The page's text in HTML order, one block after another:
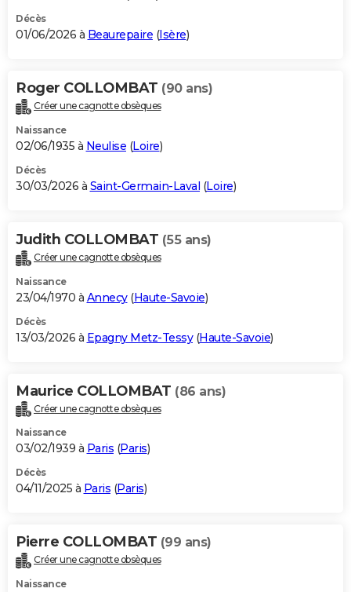
S'inscrire
Se connecter
Lycées
Collèges
Primaires
Universités
Entreprises
Service militaire
Avis de recherche
AVIS DE DÉCÈS
Bricolage
Lifestyle
Culture
Sport
Auto
Television
Voyage
Cinema
Décès
01/06/2026 à Beaurepaire (Isère)
Roger COLLOMBAT (90 ans)
Créer une cagnotte obsèques
Naissance
02/06/1935 à Neulise (Loire)
Décès
30/03/2026 à Saint-Germain-Laval (Loire)
Judith COLLOMBAT (55 ans)
Créer une cagnotte obsèques
Naissance
23/04/1970 à Annecy(Haute-Savoie)
Décès
13/03/2026 à Epagny Metz-Tessy(Haute-Savoie)
Maurice COLLOMBAT (86 ans)
Créer une cagnotte obsèques
Naissance
03/02/1939 à Paris (Paris)
Décès
04/11/2025 à Paris (Paris)
Pierre COLLOMBAT (99 ans)
Créer une cagnotte obsèques
Naissance